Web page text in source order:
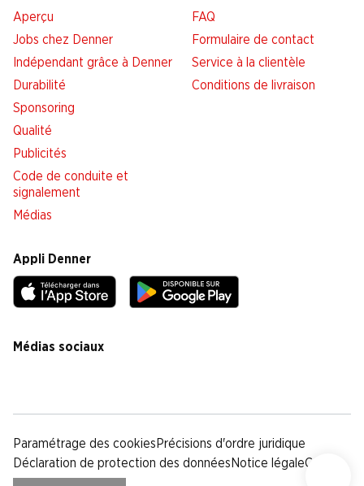
Aperçu
Jobs chez Denner
Indépendant grâce à Denner
Durabilité
Sponsoring
Qualité
Publicités
Code de conduite et
signalement
Médias
FAQ
Formulaire de contact
Service à la clientèle
Conditions de livraison
Appli Denner
Médias sociaux
Paramétrage des cookies Précisions d'ordre juridique
Déclaration de protection des données Notice légaleCG